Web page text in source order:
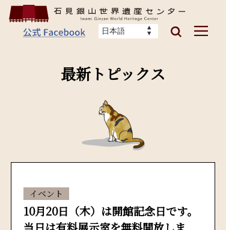
最新トピックス
イベント
10月20日（木）は開館記念日です。